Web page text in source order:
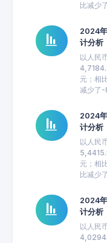
比减少
2024
计分析
以人民
元；相
减少了-
2024
计分析
以人民
元；相
比减少
2024
计分析
以人民